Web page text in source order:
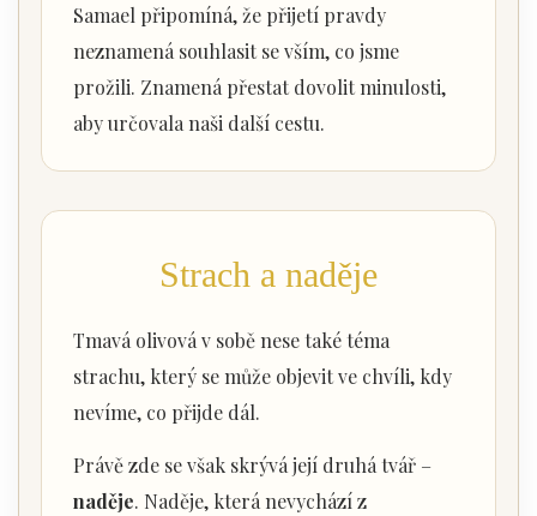
Samael připomíná, že přijetí pravdy
neznamená souhlasit se vším, co jsme
prožili. Znamená přestat dovolit minulosti,
aby určovala naši další cestu.
Strach a naděje
Tmavá olivová v sobě nese také téma
strachu, který se může objevit ve chvíli, kdy
nevíme, co přijde dál.
Právě zde se však skrývá její druhá tvář –
naděje. Naděje, která nevychází z